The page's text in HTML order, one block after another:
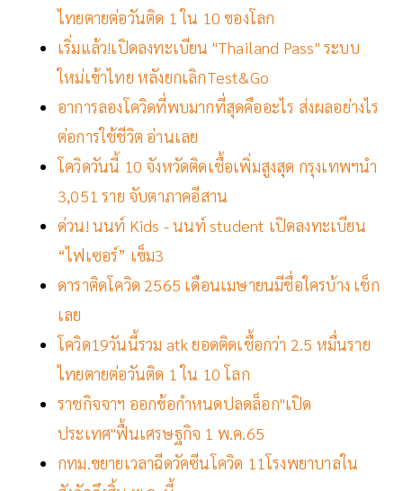
ไทยตายต่อวันติด 1 ใน 10 ของโลก
เริ่มแล้ว!เปิดลงทะเบียน "Thailand Pass" ระบบ
ใหม่เข้าไทย หลังยกเลิกTest&Go
อาการลองโควิดที่พบมากที่สุดคืออะไร ส่งผลอย่างไร
ต่อการใช้ชีวิต อ่านเลย
โควิดวันนี้ 10 จังหวัดติดเชื้อเพิ่มสูงสุด กรุงเทพฯนำ
3,051 ราย จับตาภาคอีสาน
ด่วน! นนท์ Kids - นนท์ student เปิดลงทะเบียน
“ไฟเซอร์” เข็ม3
ดาราติดโควิด 2565 เดือนเมษายนมีชื่อใครบ้าง เช็ก
เลย
โควิด19วันนี้รวม atk ยอดติดเชื้อกว่า 2.5 หมื่นราย
ไทยตายต่อวันติด 1 ใน 10 โลก
ราชกิจจาฯ ออกข้อกำหนดปลดล็อก"เปิด
ประเทศ"ฟื้นเศรษฐกิจ 1 พ.ค.65
กทม.ขยายเวลาฉีดวัคซีนโควิด 11โรงพยาบาลใน